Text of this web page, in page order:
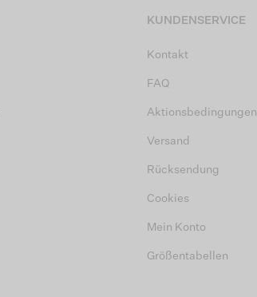
KUNDENSERVICE
Kontakt
FAQ
Aktionsbedingungen
Versand
Rücksendung
Cookies
Mein Konto
Größentabellen